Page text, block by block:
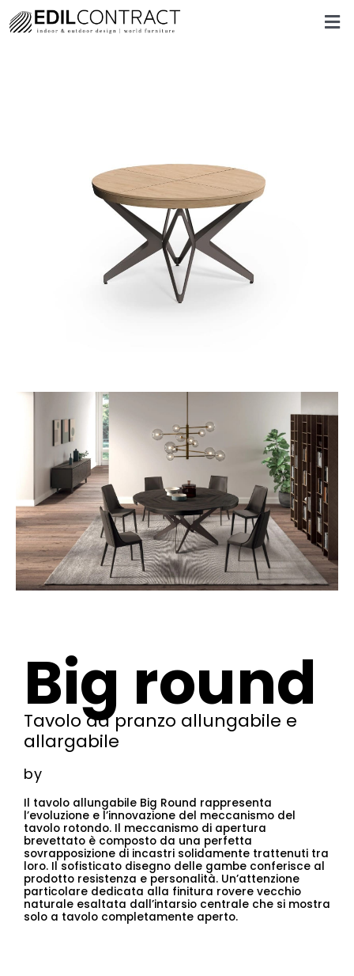
Big round
Tavolo da pranzo allungabile e
allargabile
by
Il tavolo allungabile Big Round rappresenta
l’evoluzione e l’innovazione del meccanismo del
tavolo rotondo.‎ Il meccanismo di apertura
brevettato è composto da una perfetta
sovrapposizione di incastri solidamente trattenuti tra
loro.‎ Il sofisticato disegno delle gambe conferisce al
prodotto resistenza e personalità.‎ Un’attenzione
particolare dedicata alla finitura rovere vecchio
naturale esaltata dall’intarsio centrale che si mostra
solo a tavolo completamente aperto.